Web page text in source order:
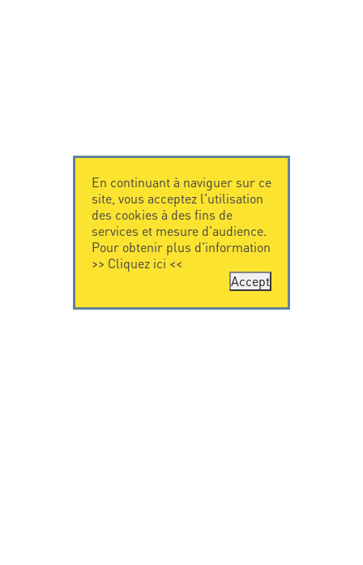
En continuant à naviguer sur ce
site, vous acceptez l'utilisation
des cookies à des fins de
services et mesure d'audience.
Pour obtenir plus d'information
>> Cliquez ici <<
Accept